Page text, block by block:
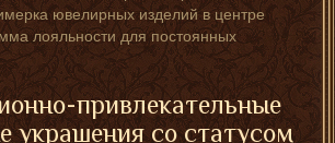
ювелирных изделий в центре
лояльности для постоянных
привлекательные
украшения со статусом